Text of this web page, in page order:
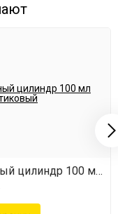
цилиндр 100 мл